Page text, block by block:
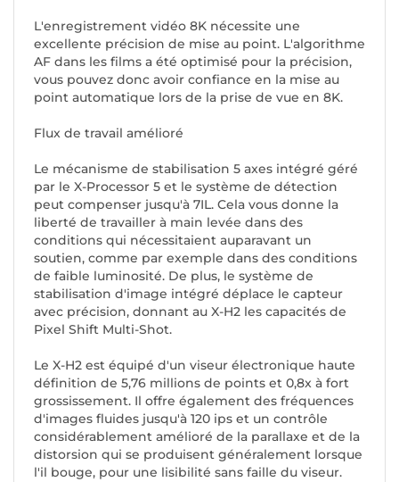
L'enregistrement vidéo 8K nécessite une
excellente précision de mise au point. L'algorithme
AF dans les films a été optimisé pour la précision,
vous pouvez donc avoir confiance en la mise au
point automatique lors de la prise de vue en 8K.
Flux de travail amélioré
Le mécanisme de stabilisation 5 axes intégré géré
par le X-Processor 5 et le système de détection
peut compenser jusqu'à 7IL. Cela vous donne la
liberté de travailler à main levée dans des
conditions qui nécessitaient auparavant un
soutien, comme par exemple dans des conditions
de faible luminosité. De plus, le système de
stabilisation d'image intégré déplace le capteur
avec précision, donnant au X-H2 les capacités de
Pixel Shift Multi-Shot.
Le X-H2 est équipé d'un viseur électronique haute
définition de 5,76 millions de points et 0,8x à fort
grossissement. Il offre également des fréquences
d'images fluides jusqu'à 120 ips et un contrôle
considérablement amélioré de la parallaxe et de la
distorsion qui se produisent généralement lorsque
l'il bouge, pour une lisibilité sans faille du viseur.